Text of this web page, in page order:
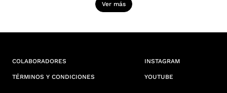
Ver más
COLABORADORES
TÉRMINOS Y CONDICIONES
INSTAGRAM
YOUTUBE